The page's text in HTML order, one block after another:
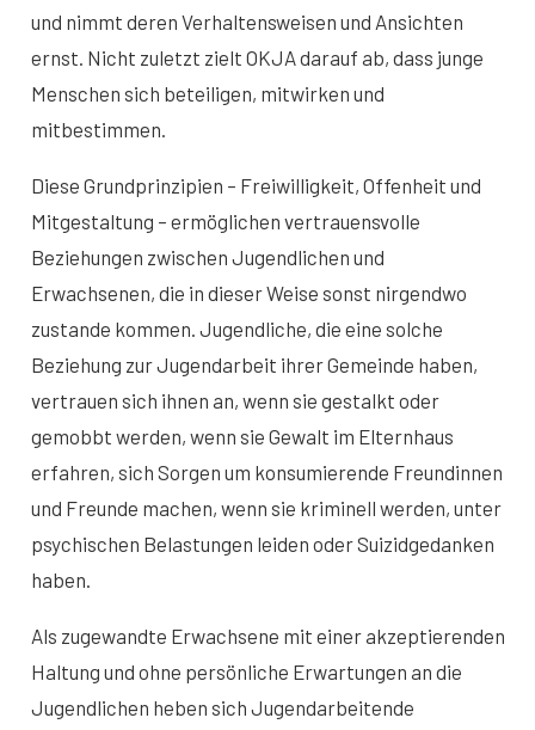
und nimmt deren Verhaltensweisen und Ansichten
ernst. Nicht zuletzt zielt OKJA darauf ab, dass junge
Menschen sich beteiligen, mitwirken und
mitbestimmen.
Diese Grundprinzipien – Freiwilligkeit, Offenheit und
Mitgestaltung – ermöglichen vertrauensvolle
Beziehungen zwischen Jugendlichen und
Erwachsenen, die in dieser Weise sonst nirgendwo
zustande kommen. Jugendliche, die eine solche
Beziehung zur Jugendarbeit ihrer Gemeinde haben,
vertrauen sich ihnen an, wenn sie gestalkt oder
gemobbt werden, wenn sie Gewalt im Elternhaus
erfahren, sich Sorgen um konsumierende Freundinnen
und Freunde machen, wenn sie kriminell werden, unter
psychischen Belastungen leiden oder Suizidgedanken
haben.
Als zugewandte Erwachsene mit einer akzeptierenden
Haltung und ohne persönliche Erwartungen an die
Jugendlichen heben sich Jugendarbeitende